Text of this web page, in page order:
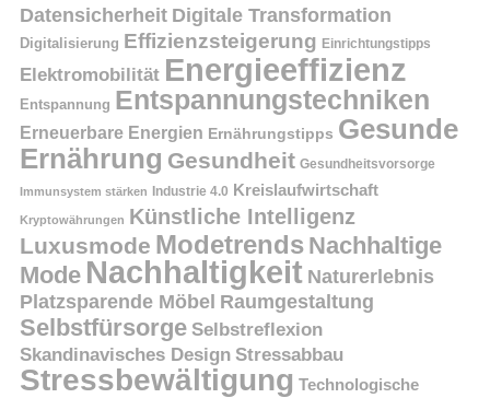
Datensicherheit Digitale Transformation
Digitalisierung Effizienzsteigerung Einrichtungstipps
Elektromobilität Energieeffizienz
Entspannung Entspannungstechniken
Erneuerbare Energien Ernährungstipps Gesunde
Ernährung Gesundheit Gesundheitsvorsorge
Immunsystem stärken Industrie 4.0 Kreislaufwirtschaft
Kryptowährungen Künstliche Intelligenz
Luxusmode Modetrends Nachhaltige
Mode Nachhaltigkeit Naturerlebnis
Platzsparende Möbel Raumgestaltung
Selbstfürsorge Selbstreflexion
Skandinavisches Design Stressabbau
Stressbewältigung Technologische